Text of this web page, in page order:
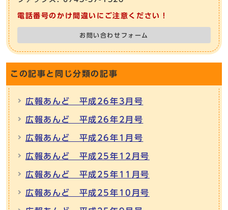
電話番号のかけ間違いにご注意ください！
お問い合わせフォーム
この記事と同じ分類の記事
広報あんど 平成26年3月号
広報あんど 平成26年2月号
広報あんど 平成26年1月号
広報あんど 平成25年12月号
広報あんど 平成25年11月号
広報あんど 平成25年10月号